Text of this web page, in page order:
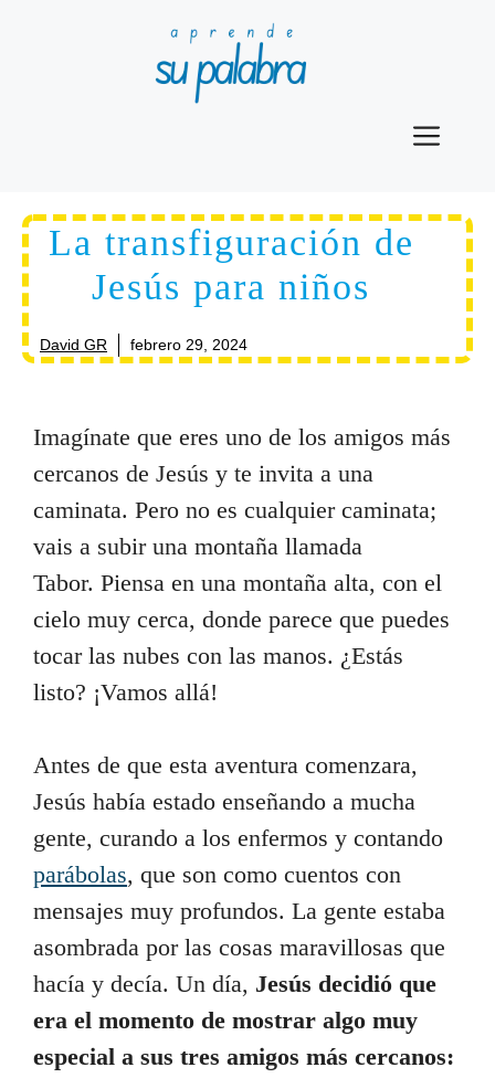
La transfiguración de
Jesús para niños
David GR febrero 29, 2024
Imagínate que eres uno de los amigos más
cercanos de Jesús y te invita a una
caminata. Pero no es cualquier caminata;
vais a subir una montaña llamada
Tabor. Piensa en una montaña alta, con el
cielo muy cerca, donde parece que puedes
tocar las nubes con las manos. ¿Estás
listo? ¡Vamos allá!
Antes de que esta aventura comenzara,
Jesús había estado enseñando a mucha
gente, curando a los enfermos y contando
parábolas, que son como cuentos con
mensajes muy profundos. La gente estaba
asombrada por las cosas maravillosas que
hacía y decía. Un día, Jesús decidió que
era el momento de mostrar algo muy
especial a sus tres amigos más cercanos: